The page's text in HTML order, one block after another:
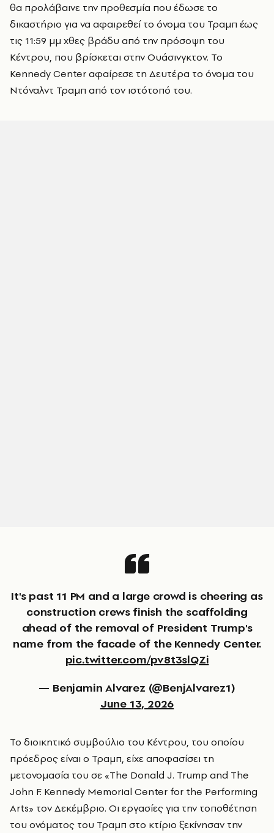
θα προλάβαινε την προθεσμία που έδωσε το
δικαστήριο για να αφαιρεθεί το όνομα του Τραμπ έως
τις 11:59 μμ χθες βράδυ από την πρόσοψη του
Κέντρου, που βρίσκεται στην Ουάσινγκτον. Το
Kennedy Center αφαίρεσε τη Δευτέρα το όνομα του
Ντόναλντ Τραμπ από τον ιστότοπό του.
It's past 11 PM and a large crowd is cheering as
construction crews finish the scaffolding
ahead of the removal of President Trump's
name from the facade of the Kennedy Center.
pic.twitter.com/pv8t3slQZi
— Benjamin Alvarez (@BenjAlvarez1)
June 13, 2026
Το διοικητικό συμβούλιο του Κέντρου, του οποίου
πρόεδρος είναι ο Τραμπ, είχε αποφασίσει τη
μετονομασία του σε «The Donald J. Trump and The
John F. Kennedy Memorial Center for the Performing
Arts» τον Δεκέμβριο. Οι εργασίες για την τοποθέτηση
του ονόματος του Τραμπ στο κτίριο ξεκίνησαν την